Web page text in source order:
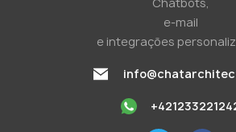
e-mail
e integrações